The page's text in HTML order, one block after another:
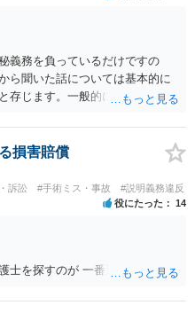
義務を負っているだけですの
ら聞いた話については基本的に
存じます。一般的に弁護士かぎ
に誤解を与える可能性があり、
った要請は拒絶する場合が大半
ほとんどいないと思います。 会
通常は会社内で情報共有が図ら
してもらい、訴訟するかどうか
記録を廃棄すること等を防ぐた
損害賠償
訴訟 #手術ミス・事故 #説明義務違反
役にたった 14
士を探すのが 一番近道だね。